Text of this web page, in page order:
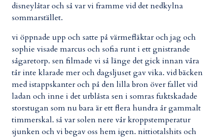
disneylåtar och så var vi framme vid det nedkylna
sommarstället.
vi öppnade upp och satte på värmefläktar och jag och
sophie visade marcus och sofia runt i ett gnistrande
sågaretorp. sen filmade vi så länge det gick innan våra
tår inte klarade mer och dagsljuset gav vika. vid bäcken
med istappskanter och på den lilla bron över fallet vid
ladan och inne i det urblåsta sen i somras fuktskadade
storstugan som nu bara är ett flera hundra år gammalt
timmerskal. så var solen nere vår kroppstemperatur
sjunken och vi begav oss hem igen. nittiotalshits och